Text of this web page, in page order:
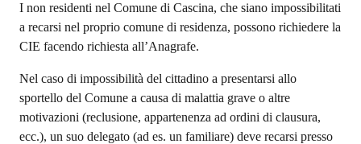
I non residenti nel Comune di Cascina, che siano impossibilitati
a recarsi nel proprio comune di residenza, possono richiedere la
CIE facendo richiesta all’Anagrafe.
Nel caso di impossibilità del cittadino a presentarsi allo
sportello del Comune a causa di malattia grave o altre
motivazioni (reclusione, appartenenza ad ordini di clausura,
ecc.), un suo delegato (ad es. un familiare) deve recarsi presso